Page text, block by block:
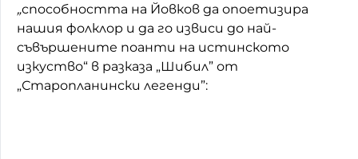
„способността на Йовков да опоетизира
нашия фолклор и да го извиси до най-
съвършените поанти на истинското
изкуство“ в разказа „Шибил” от
„Старопланински легенди”: